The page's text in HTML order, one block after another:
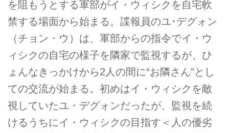
を阻もうとする軍部がイ・ウィシクを自宅軟
禁する場面から始まる。諜報員のユ･デグォン
（チョン・ウ）は、軍部からの指令でイ・ウ
ィシクの自宅の様子を隣家で監視するが、ひ
ょんなきっかけから2人の間に“お隣さん”とし
ての交流が始まる。初めはイ・ウィシクを敵
視していたユ・デグォンだったが、監視を続
けるうちにイ・ウィシクの目指す＜人の優劣